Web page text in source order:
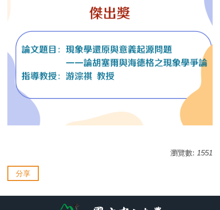
瀏覽數: 1551
分享